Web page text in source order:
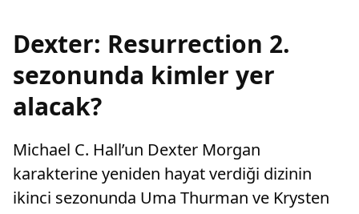
Dexter: Resurrection 2.
sezonunda kimler yer
alacak?
Michael C. Hall’un Dexter Morgan
karakterine yeniden hayat verdiği dizinin
ikinci sezonunda Uma Thurman ve Krysten